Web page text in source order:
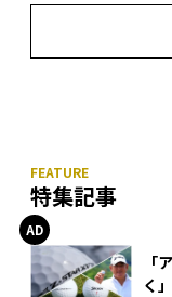
特集記事
「
く